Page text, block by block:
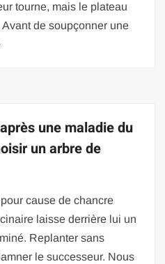
tourne, mais le plateau
de soupçonner une
une maladie du
un arbre de
cause de chancre
laisse derrière lui un
Replanter sans
le successeur. Nous